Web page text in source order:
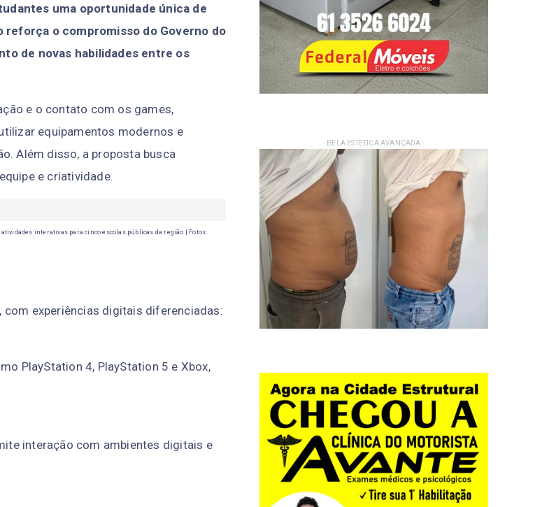
uma oportunidade única de
reforça o compromisso do Governo do
de novas habilidades entre os
e o contato com os games,
equipamentos modernos e
Além disso, a proposta busca
e criatividade.
interativas para cinco escolas públicas da região | Fotos:
experiências digitais diferenciadas:
PlayStation 4, PlayStation 5 e Xbox,
interação com ambientes digitais e
- BELA ESTETICA AVANÇADA -